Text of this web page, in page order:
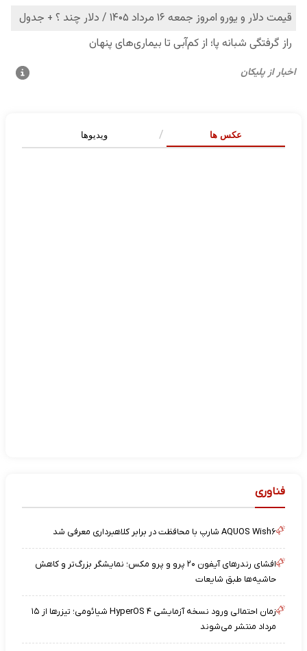
عکس ها ویدیوها
فناوری
AQUOS Wish۶ شارپ با محافظت در برابر کلاهبرداری معرفی شد
افشای رندرهای آیفون ۲۰ پرو و پرو مکس؛ نمایشگر بزرگ‌تر و کاهش
حاشیه‌ها طبق شایعات
زمان احتمالی ورود نسخه آزمایشی HyperOS ۴ شیائومی؛ تیزرها از ۱۵
مرداد منتشر می‌شوند